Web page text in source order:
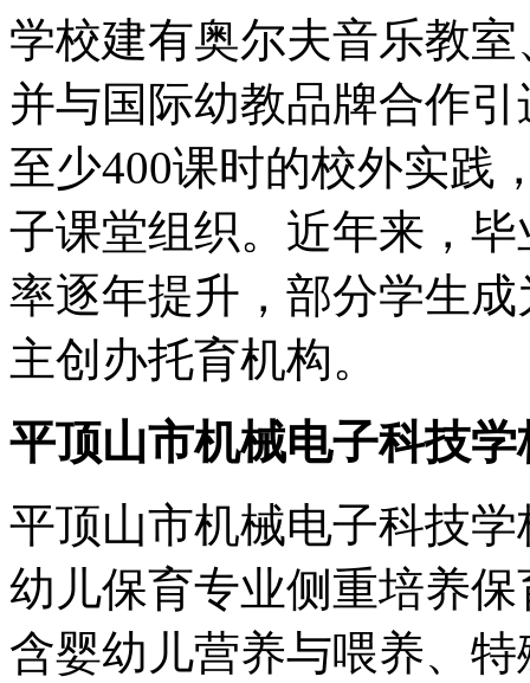
学校建有奥尔夫音乐教
并与国际幼教品牌合作
至少400课时的校外实践
子课堂组织。近年来，
率逐年提升，部分学生
主创办托育机构。
平顶山市机械电子科技学
平顶山市机械电子科技
幼儿保育专业侧重培养
含婴幼儿营养与喂养、